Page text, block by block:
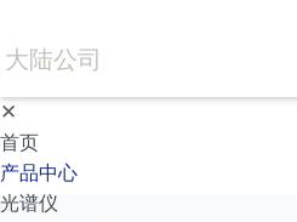
大陆公司
✕
首页
产品中心
光谱仪